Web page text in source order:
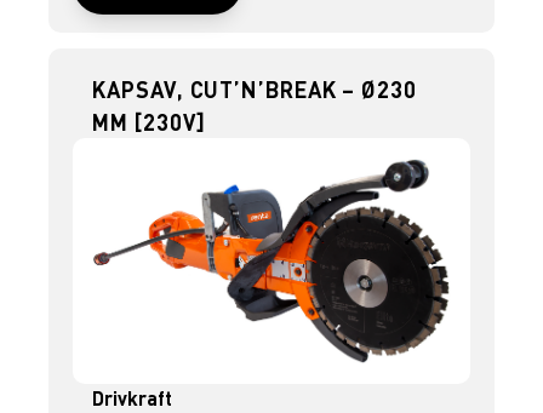
KAPSAV, CUT’N’BREAK – Ø230
MM [230V]
Drivkraft